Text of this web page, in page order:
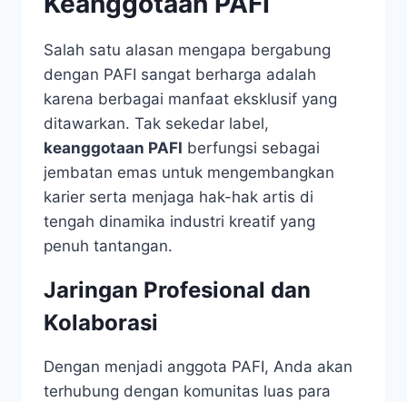
Salah satu alasan mengapa bergabung
dengan PAFI sangat berharga adalah
karena berbagai manfaat eksklusif yang
ditawarkan. Tak sekedar label,
keanggotaan PAFI berfungsi sebagai
jembatan emas untuk mengembangkan
karier serta menjaga hak-hak artis di
tengah dinamika industri kreatif yang
penuh tantangan.
Jaringan Profesional dan
Kolaborasi
Dengan menjadi anggota PAFI, Anda akan
terhubung dengan komunitas luas para